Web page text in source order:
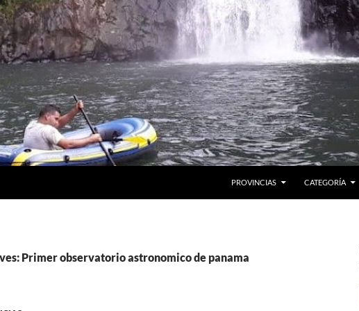
PROVINCIAS CATEGORÍA
Primer observatorio astronomico de panama